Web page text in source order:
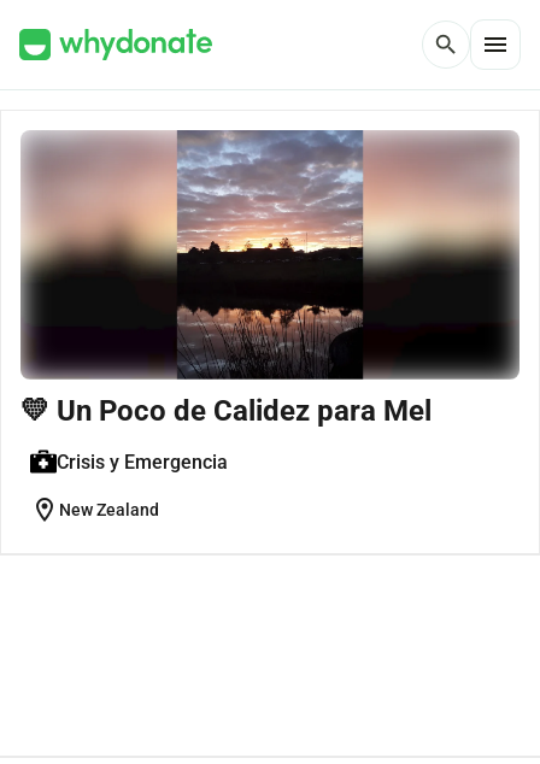
search menu
💛 Un Poco de Calidez para Mel
Crisis y Emergencia
location_on New Zealand